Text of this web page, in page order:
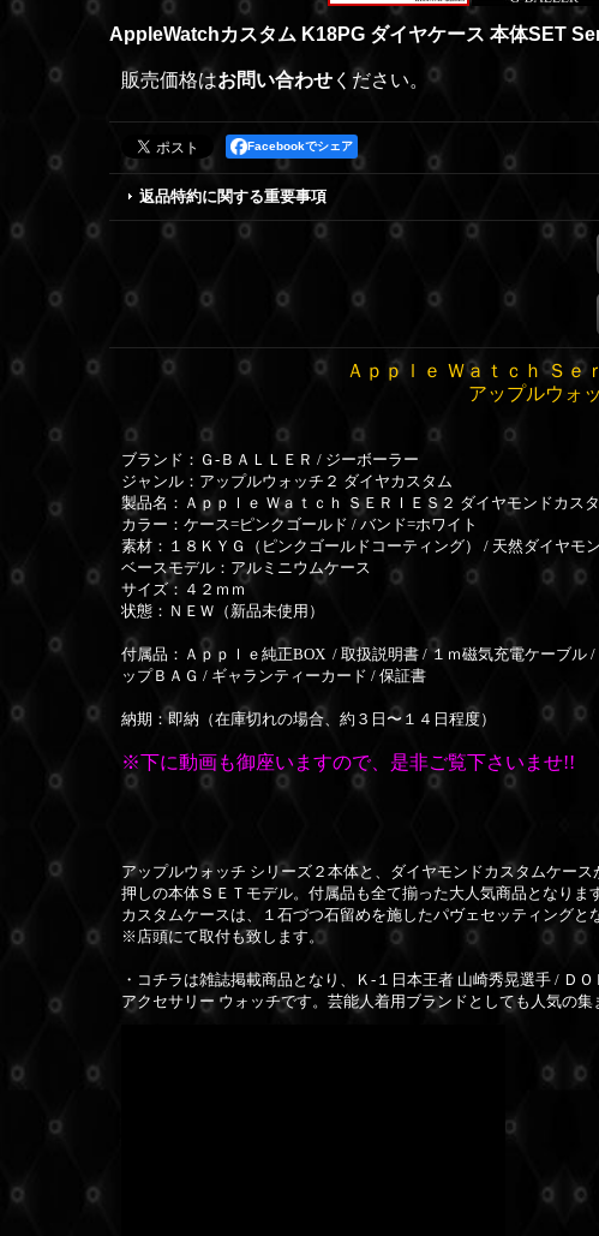
AppleWatchカスタム K18PG ダイヤケース 本体SET
販売価格はお問い合わせ ください。
Facebookでシェア
返品特約に関する重要事項
Ａｐｐｌｅ Ｗａｔｃｈ Ｓｅ
アップルウォ
ブランド：Ｇ-ＢＡＬＬＥＲ / ジーボーラー
ジャンル：アップルウォッチ２ ダイヤカスタム
製品名：Ａｐｐｌｅ Ｗａｔｃｈ ＳＥＲＩＥＳ２ ダイヤモンドカス
カラー：ケース=ピンクゴールド / バンド=ホワイト
素材：１８ＫＹＧ（ピンクゴールドコーティング） / 天然ダイヤモ
ベースモデル：アルミニウムケース
サイズ：４２ｍｍ
状態：ＮＥＷ（新品未使用）
付属品： Ａｐｐｌｅ純正BOX / 取扱説明書 /１ｍ磁気充電ケーブル
ップＢＡＧ / ギャランティーカード / 保証書
納期：即納（在庫切れの場合、約３日〜１４日程度）
※下に動画も御座いますので、是非ご覧下さいませ!!
アップルウォッチ シリーズ２本体と、ダイヤモンドカスタムケー
押しの本体ＳＥＴモデル。付属品も全て揃った大人気商品となりま
カスタムケースは、１石づつ石留めを施したパヴェセッティングと
※店頭にて取付も致します。
・コチラは雑誌掲載商品となり、Ｋ-１日本王者 山崎秀晃選手 / Ｄ
アクセサリー ウォッチです。芸能人着用ブランドとしても人気の集